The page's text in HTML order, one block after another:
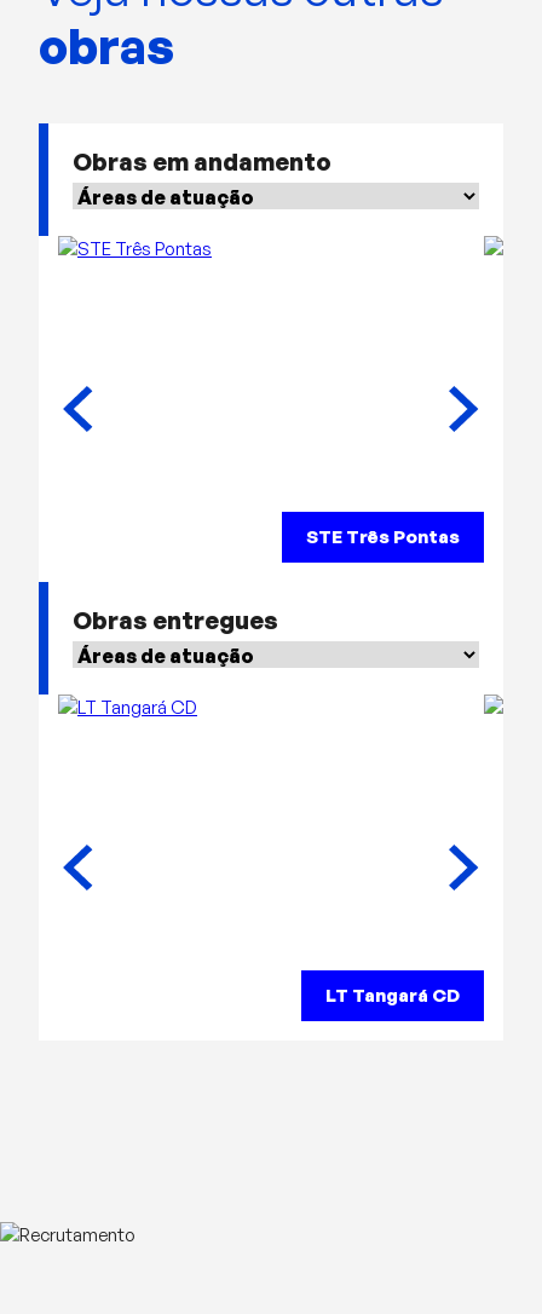
obras
Obras em andamento
STE Três Pontas
Obras entregues
LT Tangará CD